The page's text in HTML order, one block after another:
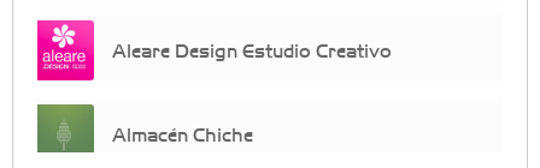
Aleare Design Estudio Creativo
Almacén Chiche